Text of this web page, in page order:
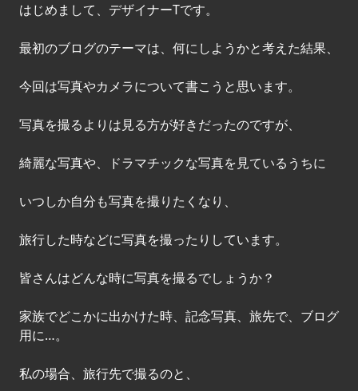
はじめまして、デザイナーTです。
最初のブログのテーマは、何にしようかと考えた結果、
今回は写真やカメラについて書こうと思います。
写真を撮るよりは見る方が好きだったのですが、
綺麗な写真や、ドラマチックな写真を見ているうちに
いつしか自分も写真を撮りたくなり、
旅行した時などに写真を撮ったりしています。
皆さんはどんな時に写真を撮るでしょうか？
家族でどこかに出かけた時、記念写真、旅先で、ブログ
用に…。
私の場合、旅行先で撮るのと、